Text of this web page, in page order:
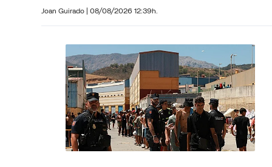
Joan Guirado | 08/08/2026 12:39h.